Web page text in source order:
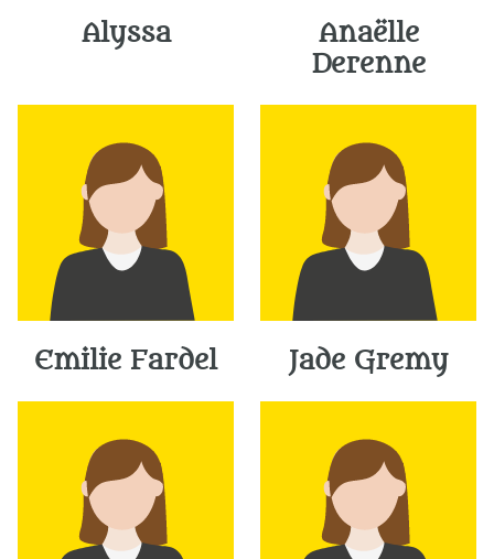
Alyssa
Anaëlle
Derenne
Emilie Fardel Jade Gremy